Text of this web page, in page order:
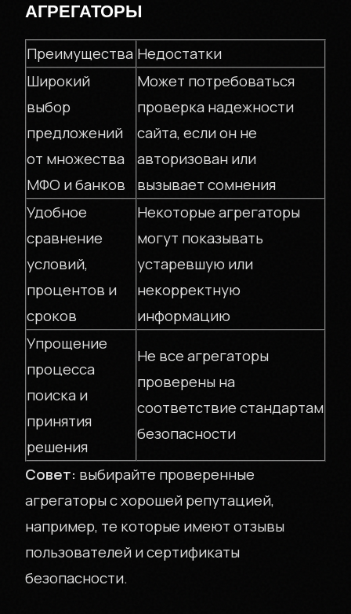
АГРЕГАТОРЫ
Преимущества Недостатки
Широкий
выбор
предложений
от множества
МФО и банков
Может потребоваться
проверка надежности
сайта, если он не
авторизован или
вызывает сомнения
Удобное
сравнение
условий,
процентов и
сроков
Некоторые агрегаторы
могут показывать
устаревшую или
некорректную
информацию
Упрощение
процесса
поиска и
принятия
решения
Не все агрегаторы
проверены на
соответствие стандартам
безопасности
Совет: выбирайте проверенные
агрегаторы с хорошей репутацией,
например, те которые имеют отзывы
пользователей и сертификаты
безопасности.